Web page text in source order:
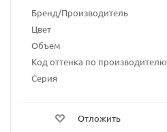
Бренд/Производитель
Цвет
Объем
Код оттенка по производителю
Серия
Отложить